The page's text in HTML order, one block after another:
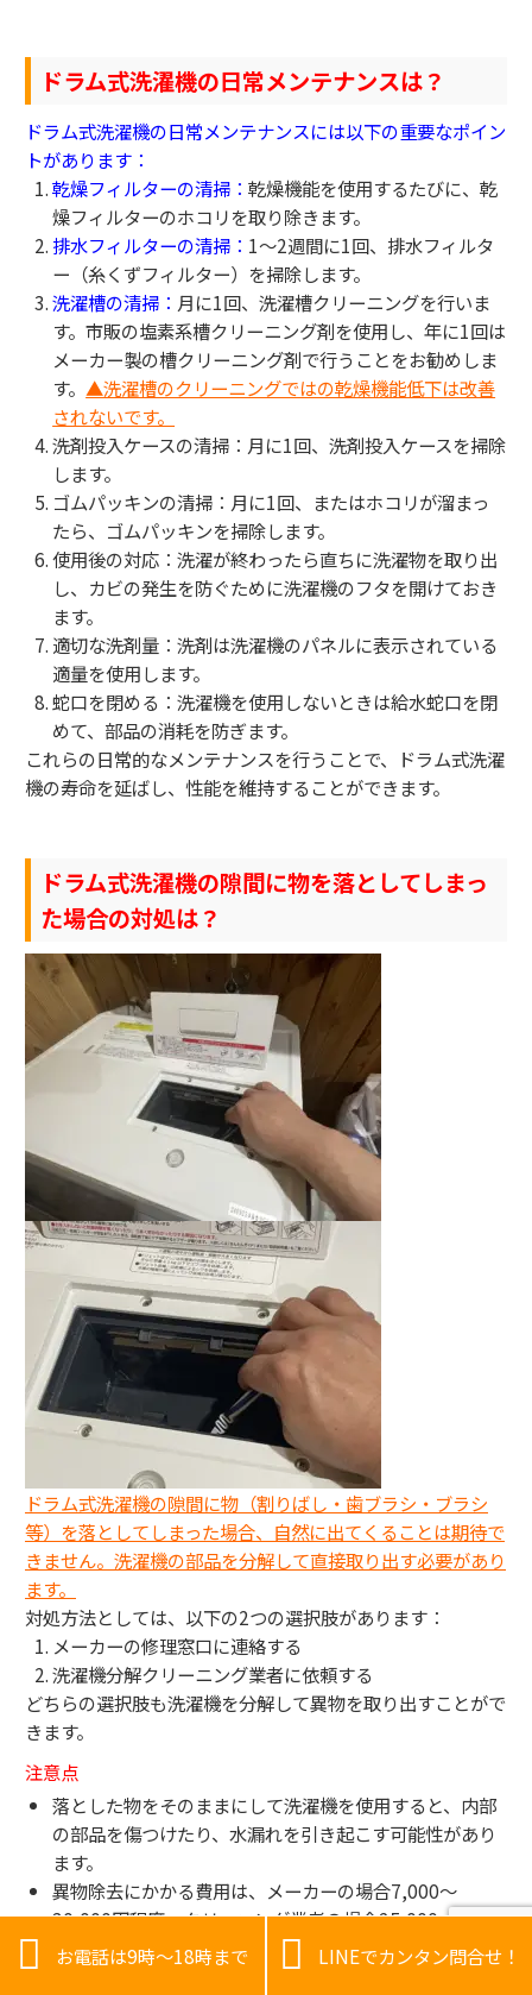
ドラム式洗濯機の日常メンテナンスは？
ドラム式洗濯機の日常メンテナンスには以下の重要なポイン
トがあります：
乾燥フィルターの清掃：乾燥機能を使用するたびに、乾
燥フィルターのホコリを取り除きます。
排水フィルターの清掃： 1〜2週間に1回、排水フィルタ
ー（糸くずフィルター）を掃除します。
洗濯槽の清掃： 月に1回、洗濯槽クリーニングを行いま
す。市販の塩素系槽クリーニング剤を使用し、年に1回は
メーカー製の槽クリーニング剤で行うことをお勧めしま
す。 ▲洗濯槽のクリーニングではの乾燥機能低下は改善
されないです。
洗剤投入ケースの清掃：月に1回、洗剤投入ケースを掃除
します。
ゴムパッキンの清掃：月に1回、またはホコリが溜まっ
たら、ゴムパッキンを掃除します。
使用後の対応：洗濯が終わったら直ちに洗濯物を取り出
し、カビの発生を防ぐために洗濯機のフタを開けておき
ます。
適切な洗剤量：洗剤は洗濯機のパネルに表示されている
適量を使用します。
蛇口を閉める：洗濯機を使用しないときは給水蛇口を閉
めて、部品の消耗を防ぎます。
これらの日常的なメンテナンスを行うことで、ドラム式洗濯
機の寿命を延ばし、性能を維持することができます。
ドラム式洗濯機の隙間に物を落としてしまっ
た場合の対処は？
ドラム式洗濯機の隙間に物（割りばし・歯ブラシ・ブラシ
等）を落としてしまった場合、自然に出てくることは期待で
きません。洗濯機の部品を分解して直接取り出す必要があり
ます。
対処方法としては、以下の2つの選択肢があります：
メーカーの修理窓口に連絡する
洗濯機分解クリーニング業者に依頼する
どちらの選択肢も洗濯機を分解して異物を取り出すことがで
きます。
注意点
落とした物をそのままにして洗濯機を使用すると、内部
の部品を傷つけたり、水漏れを引き起こす可能性があり
ます。
異物除去にかかる費用は、メーカーの場合7,000〜
30,000円程度、クリーニング業者の場合25,000〜
30,000円程度です。
分解の難易度によっては追加料金がかかることがありま
 お電話は9時～18時まで  LINEでカンタン問合せ！